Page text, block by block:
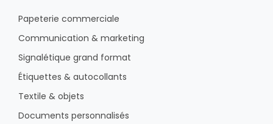
Papeterie commerciale
Communication & marketing
Signalétique grand format
Étiquettes & autocollants
Textile & objets
Documents personnalisés